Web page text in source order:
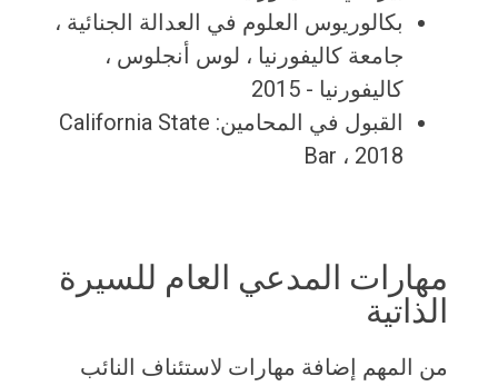
بكالوريوس العلوم في العدالة الجنائية ،
جامعة كاليفورنيا ، لوس أنجلوس ،
كاليفورنيا - 2015
القبول في المحامين: California State
Bar ، 2018
مهارات المدعي العام للسيرة
الذاتية
من المهم إضافة مهارات لاستئناف النائب